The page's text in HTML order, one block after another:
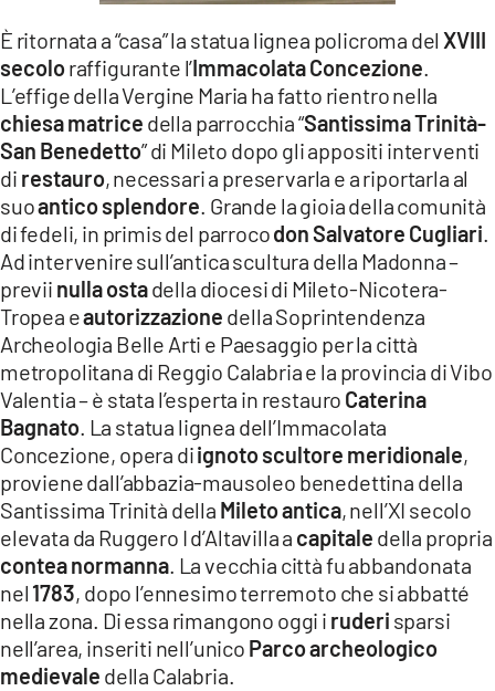
LACAPITALENEWS.IT
App
ANDROID
APPLE
È ritornata a “casa” la statua lignea policroma delXVIII
secoloraffigurante l’Immacolata Concezione.
L’effige della Vergine Maria ha fatto rientro nella
chiesa matrice della parrocchia “Santissima Trinità-
San Benedetto” di Mileto dopo gli appositi interventi
di restauro, necessari a preservarla e a riportarla al
suoantico splendore. Grande la gioia della comunità
di fedeli, in primis del parrocodon Salvatore Cugliari.
Ad intervenire sull’antica scultura della Madonna –
previi nulla ostadella diocesi di Mileto-Nicotera-
Tropea eautorizzazione della Soprintendenza
Archeologia Belle Arti e Paesaggio per la città
metropolitana di Reggio Calabria e la provincia di Vibo
Valentia – è stata l’esperta in restauro Caterina
Bagnato. La statua lignea dell’Immacolata
Concezione, opera diignoto scultore meridionale,
proviene dall’abbazia-mausoleo benedettina della
Santissima Trinità della Mileto antica, nell’XI secolo
elevata da Ruggero I d’Altavilla a capitale della propria
contea normanna. La vecchia città fu abbandonata
nel 1783, dopo l’ennesimo terremoto che si abbatté
nella zona. Di essa rimangono oggi i ruderi sparsi
nell’area, inseriti nell’unico Parco archeologico
medievale della Calabria.